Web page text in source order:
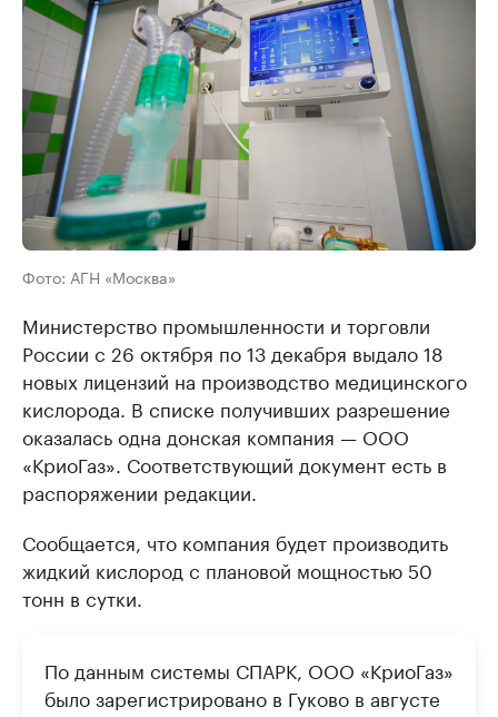
Фото: АГН «Москва»
Министерство промышленности и торговли
России с 26 октября по 13 декабря выдало 18
новых лицензий на производство медицинского
кислорода. В списке получивших разрешение
оказалась одна донская компания — ООО
«КриоГаз». Соответствующий документ есть в
распоряжении редакции.
Сообщается, что компания будет производить
жидкий кислород с плановой мощностью 50
тонн в сутки.
По данным системы СПАРК, ООО «КриоГаз»
было зарегистрировано в Гуково в августе